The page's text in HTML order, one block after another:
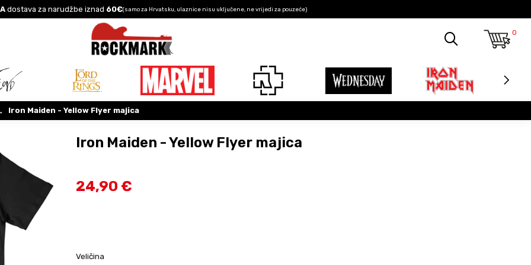
dostava za narudžbe iznad 60€(samo za Hrvatsku, ulaznice nisu uključene, ne vrijedi za pouzeće)
0
Iron Maiden - Yellow Flyer majica
Iron Maiden - Yellow Flyer majica
24,90 €
Veličina